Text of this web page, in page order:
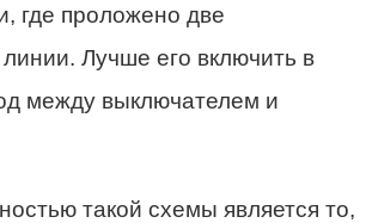
где проложено две
линии. Лучше его включить в
между выключателем и
такой схемы является то,